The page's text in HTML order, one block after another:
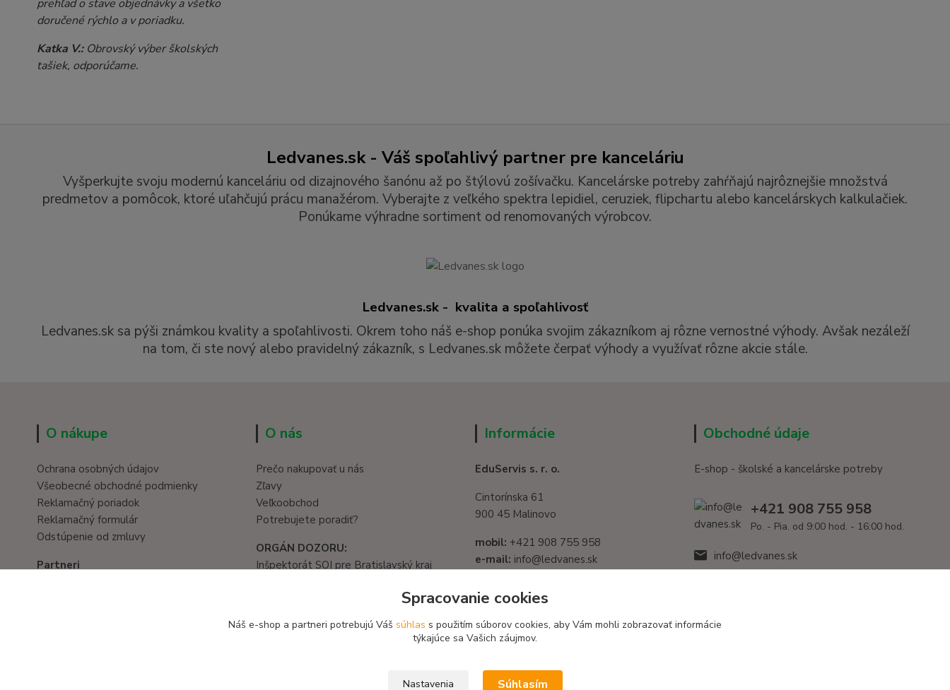
prehľad o stave objednávky a všetko
doručené rýchlo a v poriadku.
Katka V.: Obrovský výber školských
tašiek, odporúčame.
Ledvanes.sk - Váš spoľahlivý partner pre kanceláriu
Vyšperkujte svoju modernú kanceláriu od dizajnového šanónu až po štýlovú zošívačku. Kancelárske potreby zahŕňajú najrôznejšie množstvá
predmetov a pomôcok, ktoré uľahčujú prácu manažérom. Vyberajte z veľkého spektra lepidiel, ceruziek, flipchartu alebo kancelárskych kalkulačiek.
Ponúkame výhradne sortiment od renomovaných výrobcov.
Ledvanes.sk - kvalita a spoľahlivosť
Ledvanes.sk sa pýši známkou kvality a spoľahlivosti. Okrem toho náš e-shop ponúka svojim zákazníkom aj rôzne vernostné výhody. Avšak nezáleží
na tom, či ste nový alebo pravidelný zákazník, s Ledvanes.sk môžete čerpať výhody a využívať rôzne akcie stále.
O nákupe
Ochrana osobných údajov
Všeobecné obchodné podmienky
Reklamačný poriadok
Reklamačný formulár
Odstúpenie od zmluvy
Partneri
O nás
Prečo nakupovať u nás
Zľavy
Veľkoobchod
Potrebujete poradiť?
ORGÁN DOZORU:
Inšpektorát SOI pre Bratislavský kraj
Informácie
EduServis s. r. o.
Cintorínska 61
900 45 Malinovo
mobil: +421 908 755 958
e-mail: info@ledvanes.sk
DIČ:2122156135
Obchodné údaje
E-shop - školské a kancelárske potreby
+421 908 755 958
Po. - Pia. od 9:00 hod. - 16:00 hod.
info@ledvanes.sk
Spracovanie cookies
Náš e-shop a partneri potrebujú Váš súhlas s použitím súborov cookies, aby Vám mohli zobrazovať informácie
týkajúce sa Vašich záujmov.
Nastavenia Súhlasím